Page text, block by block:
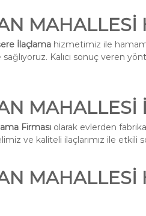
İlaçlama hizmetimiz ile
Kalıcı sonuç veren
MAHALLESİ
Firması olarak evlerden
ve kaliteli ilaçlarımız ile etkili